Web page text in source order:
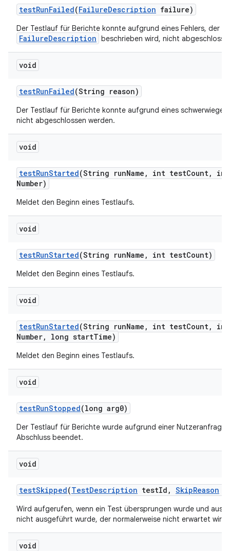
testRunFailed(FailureDescription failure)
Der Testlauf für Berichte konnte aufgrund eines Fehlers, der
FailureDescription beschrieben wird, nicht
void
testRunFailed(String reason)
Der Testlauf für Berichte konnte aufgrund eines
nicht abgeschlossen werden.
void
testRunStarted(String runName , int testCount,
int
Number)
Meldet den Beginn eines Testlaufs.
void
testRunStarted(String runName , int testCount)
Meldet den Beginn eines Testlaufs.
void
testRunStarted(String runName , int testCount,
int
Number, long startTime)
Meldet den Beginn eines Testlaufs.
void
testRunStopped(long arg0)
Der Testlauf für Berichte wurde aufgrund einer Nutzeranfrage
Abschluss beendet.
void
testSkipped(TestDescription testId , SkipReason
Wird aufgerufen, wenn ein Test übersprungen wurde und aus
nicht ausgeführt wurde, der normalerweise nicht erwartet wird.
void